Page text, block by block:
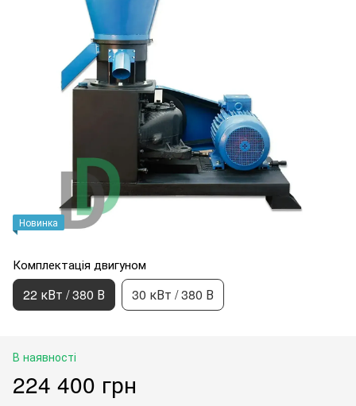
Новинка
Комплектація двигуном
22 кВт / 380 В 30 кВт / 380 В
В наявності
224 400 грн